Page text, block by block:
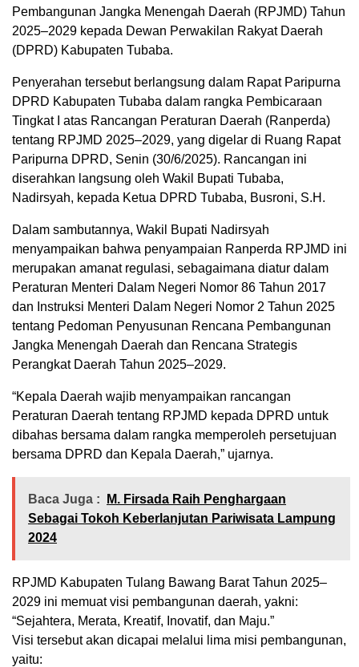
Pembangunan Jangka Menengah Daerah (RPJMD) Tahun
2025–2029 kepada Dewan Perwakilan Rakyat Daerah
(DPRD) Kabupaten Tubaba.
Penyerahan tersebut berlangsung dalam Rapat Paripurna
DPRD Kabupaten Tubaba dalam rangka Pembicaraan
Tingkat I atas Rancangan Peraturan Daerah (Ranperda)
tentang RPJMD 2025–2029, yang digelar di Ruang Rapat
Paripurna DPRD, Senin (30/6/2025). Rancangan ini
diserahkan langsung oleh Wakil Bupati Tubaba,
Nadirsyah, kepada Ketua DPRD Tubaba, Busroni, S.H.
Dalam sambutannya, Wakil Bupati Nadirsyah
menyampaikan bahwa penyampaian Ranperda RPJMD ini
merupakan amanat regulasi, sebagaimana diatur dalam
Peraturan Menteri Dalam Negeri Nomor 86 Tahun 2017
dan Instruksi Menteri Dalam Negeri Nomor 2 Tahun 2025
tentang Pedoman Penyusunan Rencana Pembangunan
Jangka Menengah Daerah dan Rencana Strategis
Perangkat Daerah Tahun 2025–2029.
“Kepala Daerah wajib menyampaikan rancangan
Peraturan Daerah tentang RPJMD kepada DPRD untuk
dibahas bersama dalam rangka memperoleh persetujuan
bersama DPRD dan Kepala Daerah,” ujarnya.
Baca Juga :
M. Firsada Raih Penghargaan
Sebagai Tokoh Keberlanjutan Pariwisata Lampung
2024
RPJMD Kabupaten Tulang Bawang Barat Tahun 2025–
2029 ini memuat visi pembangunan daerah, yakni:
“Sejahtera, Merata, Kreatif, Inovatif, dan Maju.”
Visi tersebut akan dicapai melalui lima misi pembangunan,
yaitu: